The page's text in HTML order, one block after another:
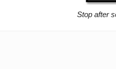
Stop after